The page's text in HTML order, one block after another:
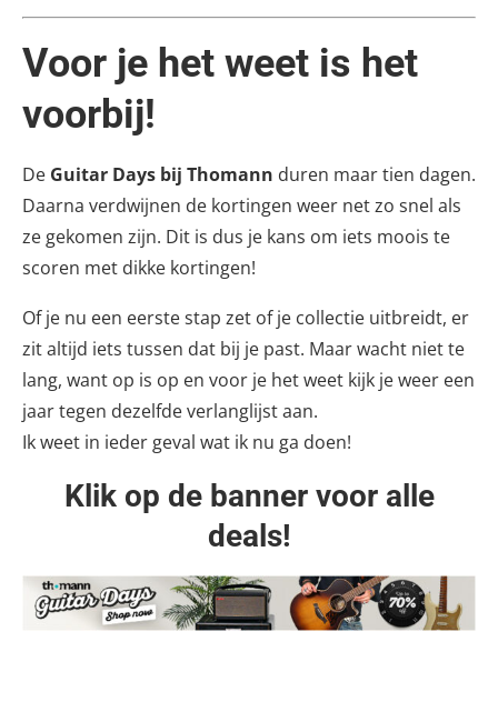
Voor je het weet is het
voorbij!
De Guitar Days bij Thomann duren maar tien dagen.
Daarna verdwijnen de kortingen weer net zo snel als
ze gekomen zijn. Dit is dus je kans om iets moois te
scoren met dikke kortingen!
Of je nu een eerste stap zet of je collectie uitbreidt, er
zit altijd iets tussen dat bij je past. Maar wacht niet te
lang, want op is op en voor je het weet kijk je weer een
jaar tegen dezelfde verlanglijst aan.
Ik weet in ieder geval wat ik nu ga doen!
Klik op de banner voor alle
deals!